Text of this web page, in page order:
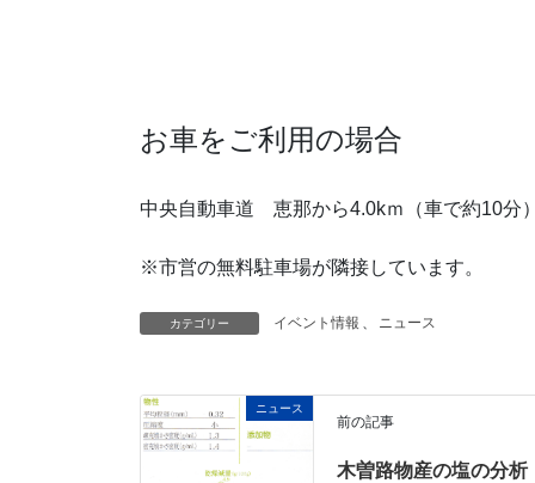
お車をご利用の場合
中央自動車道 恵那から4.0kｍ（車で約10分）
※市営の無料駐車場が隣接しています。
カテゴリー イベント情報 、 ニュース
ニュース
前の記事
木曽路物産の塩の分析